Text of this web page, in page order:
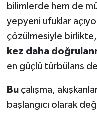
bilimlerde hem de
yepyeni ufuklar
çözülmesiyle birlikte,
kez daha
en güçlü türbülans
Buçalışma,
başlangıcı olarak